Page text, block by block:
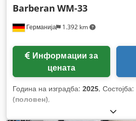
Германија 1.392 km
Barberan WM-33
цената
Година на изградба: 2025, Состојба:
(половен),